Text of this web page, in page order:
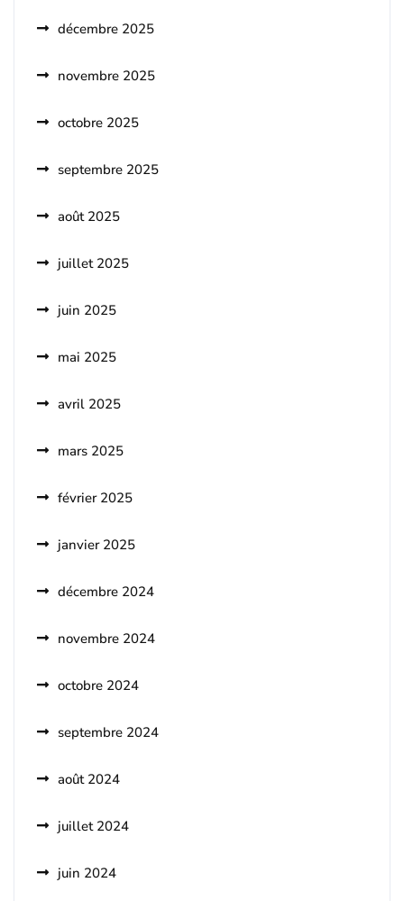
décembre 2025
novembre 2025
octobre 2025
septembre 2025
août 2025
juillet 2025
juin 2025
mai 2025
avril 2025
mars 2025
février 2025
janvier 2025
décembre 2024
novembre 2024
octobre 2024
septembre 2024
août 2024
juillet 2024
juin 2024